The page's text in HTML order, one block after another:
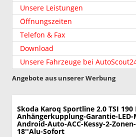
Unsere Leistungen
Öffnungszeiten
Telefon & Fax
Download
Unsere Fahrzeuge bei
Angebote aus unserer Werbung
Skoda Karoq Sportline 2.0 TSI 190
Anhängerkupplung-Garantie-
Android-Auto-ACC-Kessy-2-
18''Alu-Sofort